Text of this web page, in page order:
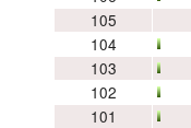
105
104
103
102
101